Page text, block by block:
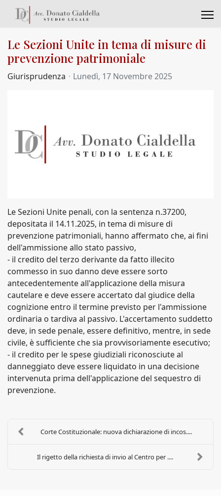
Le Sezioni Unite in tema di misure di
prevenzione patrimoniale
Giurisprudenza Lunedì, 17 Novembre 2025
Le Sezioni Unite penali, con la sentenza n.37200,
depositata il 14.11.2025, in tema di misure di
prevenzione patrimoniali, hanno affermato che, ai fini
dell'ammissione allo stato passivo,
- il credito del terzo derivante da fatto illecito
commesso in suo danno deve essere sorto
antecedentemente all'applicazione della misura
cautelare e deve essere accertato dal giudice della
cognizione entro il termine previsto per l'ammissione
ordinaria o tardiva al passivo. L'accertamento suddetto
deve, in sede penale, essere definitivo, mentre, in sede
civile, è sufficiente che sia provvisoriamente esecutivo;
- il credito per le spese giudiziali riconosciute al
danneggiato deve essere liquidato in una decisione
intervenuta prima dell'applicazione del sequestro di
prevenzione.
Corte Costituzionale: nuova dichiarazione di incos....
Il rigetto della richiesta di invio al Centro per ....